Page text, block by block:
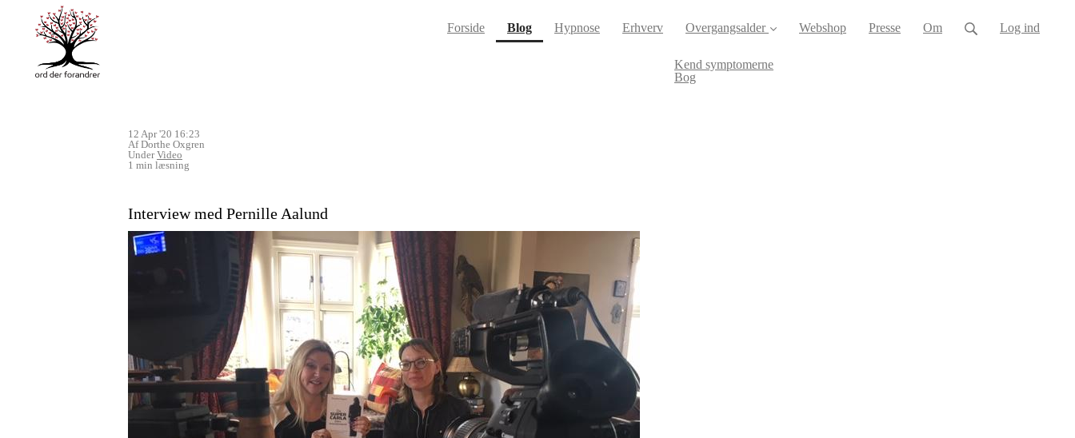
Forside Blog(current)
Hypnose Erhverv Overgangsalder
Kend symptomerne
Bog
Webshop Presse Om Log ind
12 Apr '20 16:23
Af Dorthe Oxgren
UnderVideo
1 min læsning
Interview med Pernille Aalund